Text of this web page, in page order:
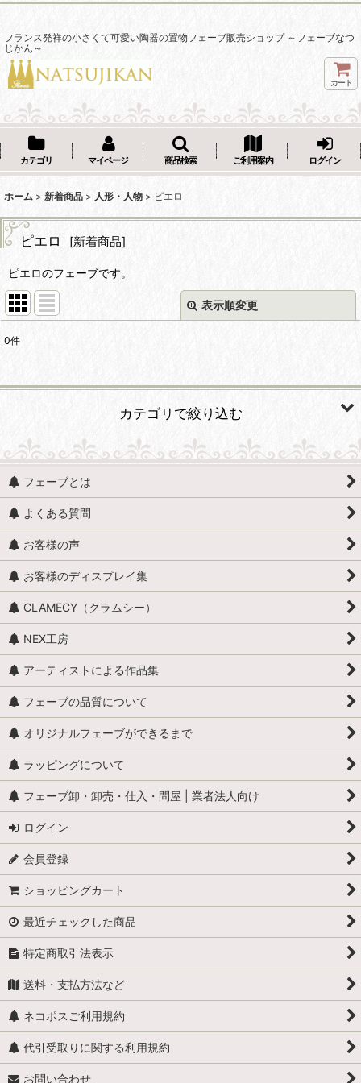
フランス発祥の小さくて可愛い陶器の置物フェーブ販売ショップ ～フェーブなつ
じかん～
カート
カテゴリ マイページ 商品検索 ご利用案内 ログイン
ホーム > 新着商品 > 人形・人物 > ピエロ
ピエロ [新着商品]
ピエロのフェーブです。
表示順変更
絞り込む
0件
カテゴリで絞り込む
人形・人物 (すべての商品を表示)
人形・人物全般
アンティークドール
映画・ヒーロー
王・貴族・英雄・歴史上の人物
おやすみなさい、こども達 / くまのヌーヌー
怪物
学校
学者・発明家・詩人
カリメロ
キティ
小人
くまのプーさん
少年ブールと愛犬ビル
職業・仕事
スーパーマン
フェーブとは
よくある質問
お客様の声
お客様のディスプレイ集
CLAMECY（クラムシー）
NEX工房
アーティストによる作品集
フェーブの品質について
オリジナルフェーブができるまで
ラッピングについて
フェーブ卸・卸売・仕入・問屋 | 業者法人向け
ログイン
会員登録
ショッピングカート
最近チェックした商品
特定商取引法表示
送料・支払方法など
ネコポスご利用規約
代引受取りに関する利用規約
お問い合わせ